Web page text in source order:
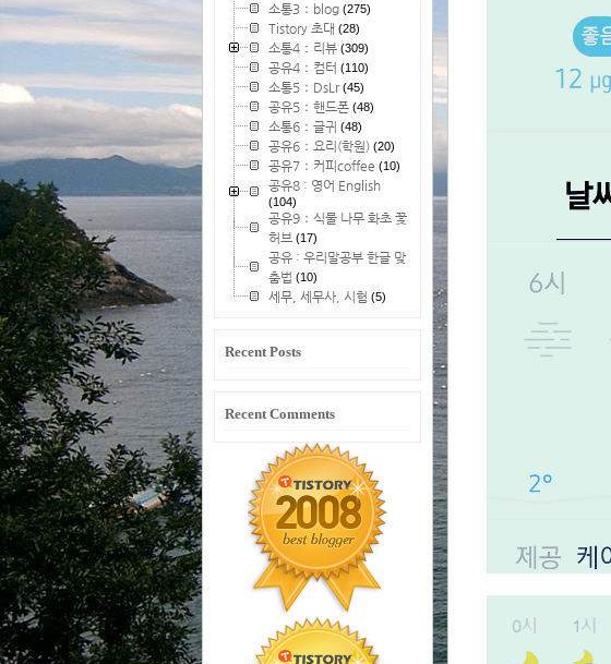
소통3：blog(275)
Tistory 초대 (28)
소통4：리뷰(309)
공유4：컴터 (110)
소통5：DsLr(45)
공유5：핸드폰(48)
소통6：글귀 (48)
공유6：요리(학원)(20)
공유7：커피coffee (10)
공유8 : 영어 English
(104)
공유9：식물 나무 화초 꽃
허브 (17)
공유 : 우리말공부 한글 맞
춤법 (10)
세무, 세무사, 시험 (5)
Recent Posts
Recent Comments